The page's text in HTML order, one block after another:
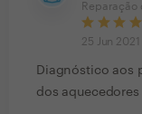
Reparação
25 Jun 2021
Diagnóstico aos
dos aquecedores